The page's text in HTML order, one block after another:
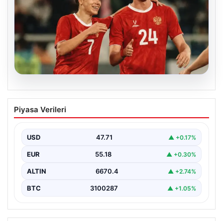
05.08.2026
Aleksey Batrakov’dan Galatasaray
İddialarına Yöneşli Yanıt!
genç futbolcu Aleksey Batrakov, adı Galatasaray ile…
Piyasa Verileri
USD 47.71 ▲ +0.17%
EUR 55.18 ▲ +0.30%
ALTIN 6670.4 ▲ +2.74%
BTC 3100287 ▲ +1.05%